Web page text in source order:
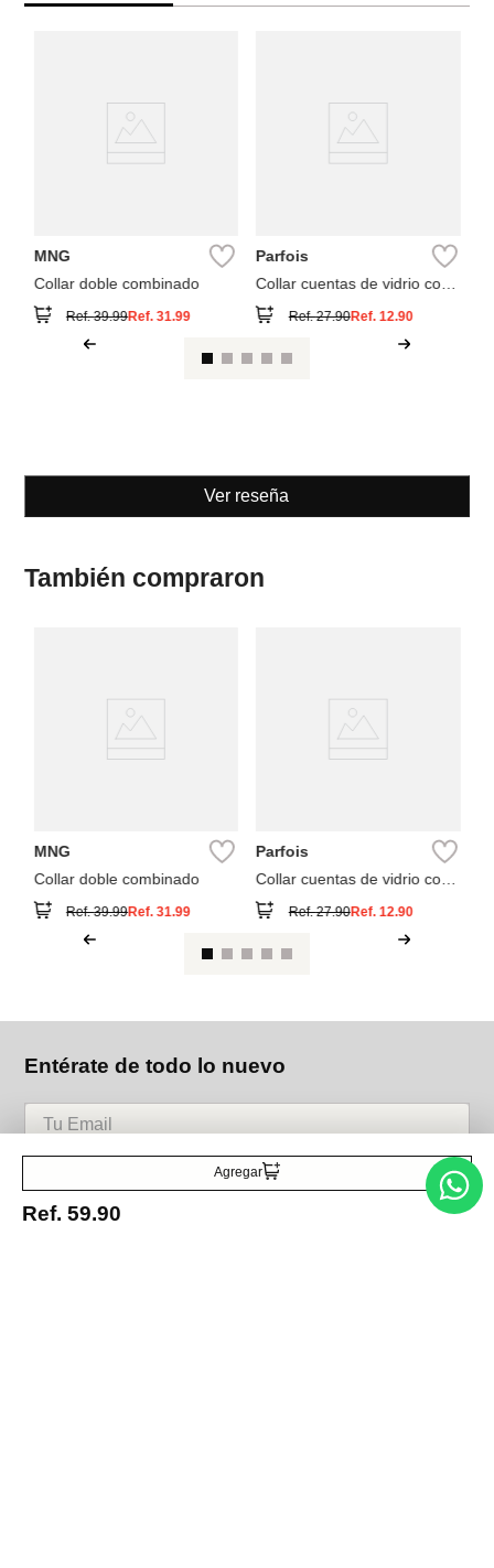
Agregar
Ref. 59.90
MNG
Collar doble combinado
Ref.39.99Ref.31.99
Parfois
Collar cuentas de vidrio con
Ref.27.90Ref. 12.90
Ver reseña
También compraron
MNG
Collar doble combinado
Ref.39.99Ref.31.99
Parfois
Collar cuentas de vidrio con
Ref.27.90Ref. 12.90
Entérate de todo lo nuevo
Acepto la política de tratamiento de datos personales Suscribirse